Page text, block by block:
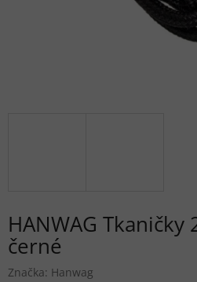
HANWAG Tkaničky
černé
Značka: Hanwag